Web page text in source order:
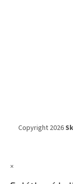
Copyright 2026
×